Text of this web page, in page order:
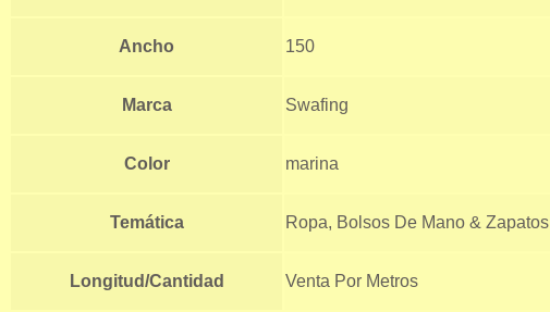
Ancho 150
Marca Swafing
Color marina
Temática Ropa, Bolsos De Mano & Zapatos
Longitud/Cantidad Venta Por Metros